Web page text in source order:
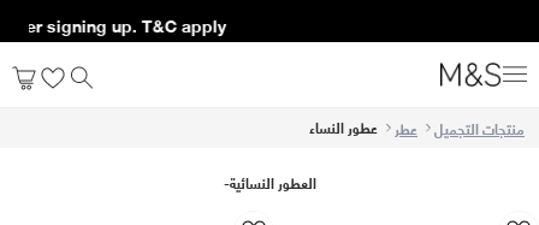
T&C apply*
منتجات التجميل عطر
عطور النساء
العطور النسائية-